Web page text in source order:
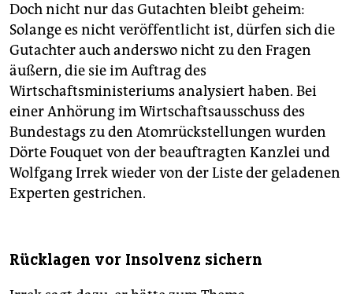
Doch nicht nur das Gutachten bleibt geheim:
Solange es nicht veröffentlicht ist, dürfen sich die
Gutachter auch anderswo nicht zu den Fragen
äußern, die sie im Auftrag des
Wirtschaftsministeriums analysiert haben. Bei
einer Anhörung im Wirtschaftsausschuss des
Bundestags zu den Atomrückstellungen wurden
Dörte Fouquet von der beauftragten Kanzlei und
Wolfgang Irrek wieder von der Liste der geladenen
Experten gestrichen.
Rücklagen vor Insolvenz sichern